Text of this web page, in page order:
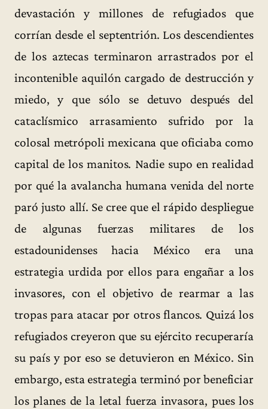
devastación y millones de refugiados que
corrían desde el septentrión. Los descendientes
de los aztecas terminaron arrastrados por el
incontenible aquilón cargado de destrucción y
miedo, y que sólo se detuvo después del
cataclísmico arrasamiento sufrido por la
colosal metrópoli mexicana que oficiaba como
capital de los manitos. Nadie supo en realidad
por qué la avalancha humana venida del norte
paró justo allí. Se cree que el rápido despliegue
de algunas fuerzas militares de los
estadounidenses hacia México era una
estrategia urdida por ellos para engañar a los
invasores, con el objetivo de rearmar a las
tropas para atacar por otros flancos. Quizá los
refugiados creyeron que su ejército recuperaría
su país y por eso se detuvieron en México. Sin
embargo, esta estrategia terminó por beneficiar
los planes de la letal fuerza invasora, pues los